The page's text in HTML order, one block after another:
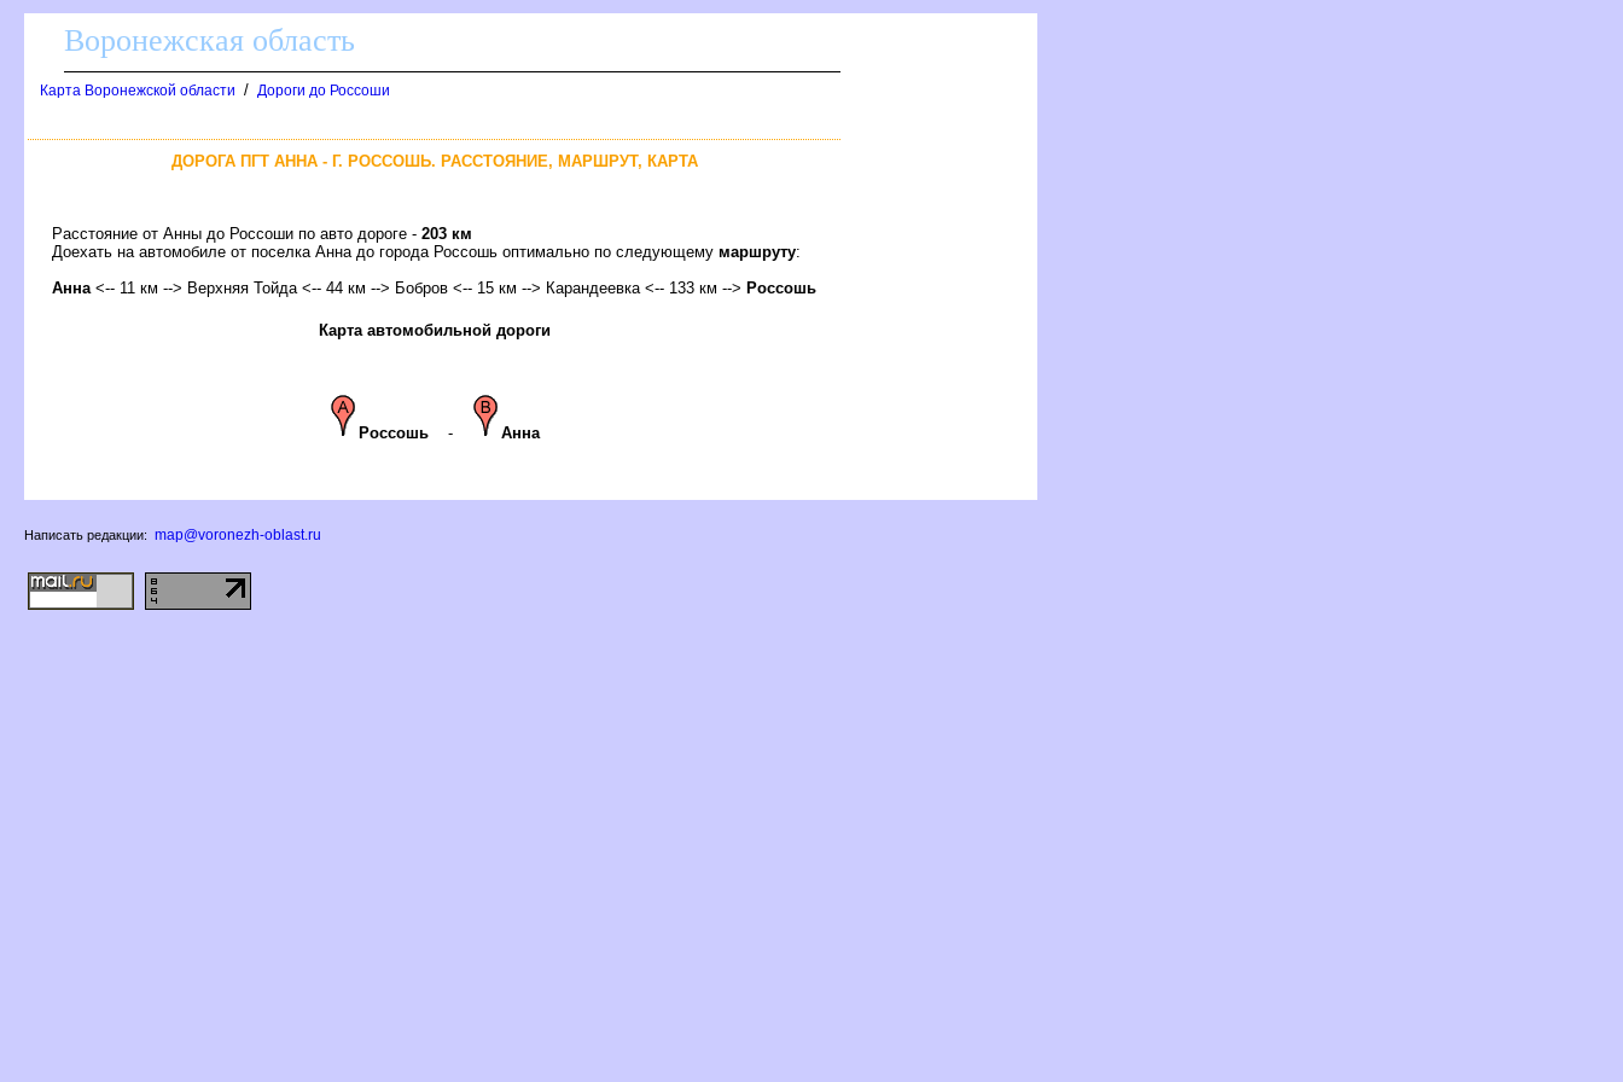
оронежская область
Карта Воронежской области / Дороги до Россоши
ДОРОГА ПГТ АННА - Г. РОССОШЬ. РАССТОЯНИЕ, МАРШРУТ, КАРТА
Расстояние от Анны до Россоши по авто дороге - 203 км
Доехать на автомобиле от поселка Анна до города Россошь оптимально по следующему маршруту:
Анна <-- 11 км --> Верхняя Тойда <-- 44 км --> Бобров <-- 15 км --> Карандеевка <-- 133 км --> Россошь
Карта автомобильной дороги
Россошь- Анна
Написать редакции: map@voronezh-oblast.ru